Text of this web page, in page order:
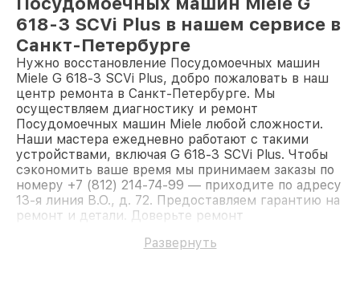
618-3 SCVi Plus в нашем сервисе в
Санкт-Петербурге
Нужно восстановление Посудомоечных машин
Miele G 618-3 SCVi Plus, добро пожаловать в наш
центр ремонта в Санкт-Петербурге. Мы
осуществляем диагностику и ремонт
Посудомоечных машин Miele любой сложности.
Наши мастера ежедневно работают с такими
устройствами, включая G 618-3 SCVi Plus. Чтобы
сэкономить ваше время мы принимаем заказы по
номеру +7 (812) 214-74-99 — приходите по адресу
13-я линия В.О., д. 72. Предоставляем гарантию на
ремонт и детали. Доверьте ремонт
Развернуть